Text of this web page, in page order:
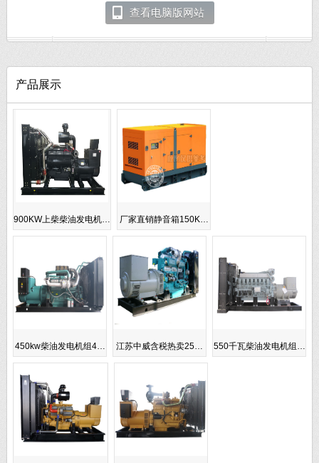
查看电脑版网站
产品展示
900KW上柴柴油发电机… 厂家直销静音箱150K…
450kw柴油发电机组4… 江苏中威含税热卖25… 550千瓦柴油发电机组…